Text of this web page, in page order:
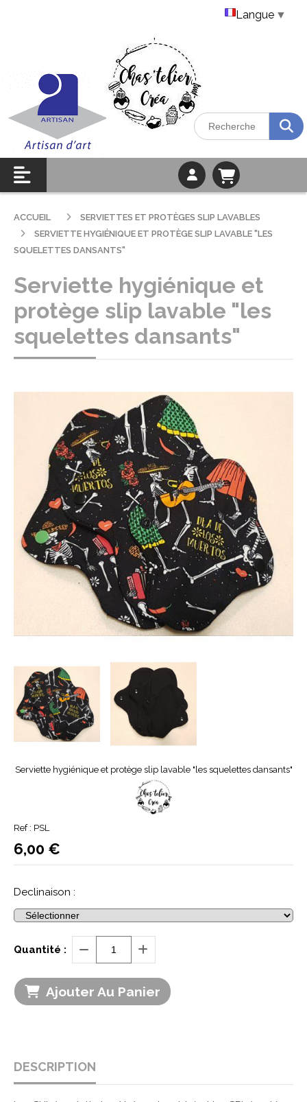
ACCUEIL
SERVIETTES ET PROTÈGES SLIP LAVABLES
SERVIETTE HYGIÉNIQUE ET PROTÈGE SLIP LAVABLE "LES
SQUELETTES DANSANTS"
Serviette hygiénique et
protège slip lavable "les
squelettes dansants"
Serviette hygiénique et protège slip lavable "les squelettes dansants"
Ref : PSL
Declinaison :
6,00 €
Quantité :
Ajouter Au Panier
DESCRIPTION
Langue ▼